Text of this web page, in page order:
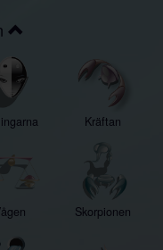
Kräftan
Skorpionen